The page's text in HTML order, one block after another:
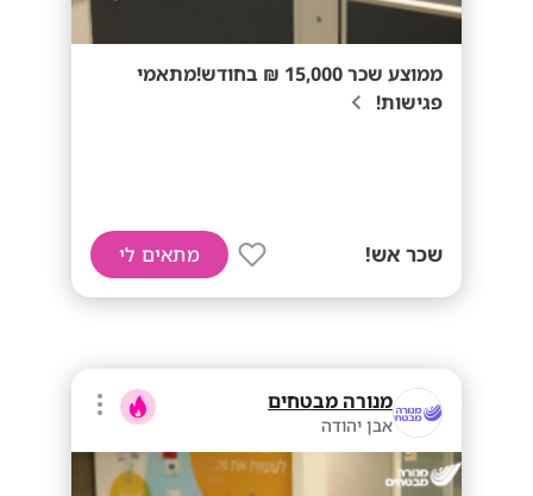
ממוצע שכר 15,000 ₪ בחודש!מתאמי
פגישות!
שכר אש! מתאים לי
מנורה מבטחים
אבן יהודה